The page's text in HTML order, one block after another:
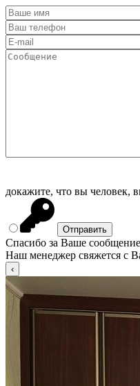
докажите, что вы человек,
Спасибо за Ваше
Наш менеджер свяжется с